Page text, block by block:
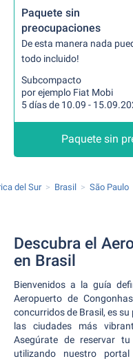
Paquete sin
preocupaciones
De esta manera nada
todo incluido!
Subcompacto
por ejemplo Fiat Mobi
5 días de 10.09 -
Paquete sin
del Sur Brasil São Paulo
Descubra el
en Brasil
Bienvenidos a la guía
Aeropuerto de
concurridos de Brasil, es
las ciudades más
Asegúrate de reservar
utilizando nuestro